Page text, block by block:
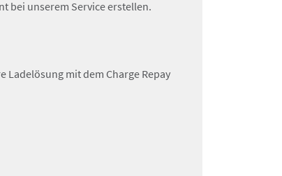
bei unserem Service erstellen.
mit dem Charge Repay